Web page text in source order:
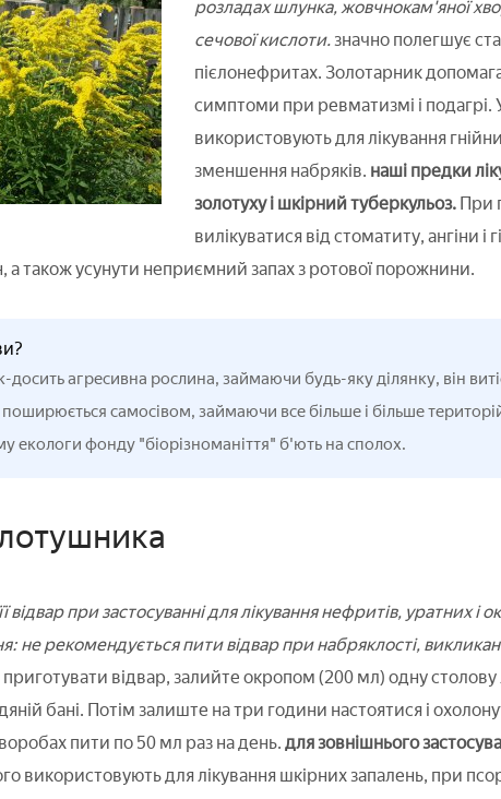
розладах шлунка, жовчнокам'яної
сечової кислоти.значно полегшує
пієлонефритах. Золотарник
симптоми при ревматизмі і подагрі.
використовують для лікування
зменшення набряків. наші предки
золотуху і шкірний туберкульоз. При
вилікуватися від стоматиту, ангіни і
а також усунути неприємний запах з ротової порожнини.
досить агресивна рослина, займаючи будь-яку ділянку, він
самосівом, займаючи все більше і більше
екологи фонду "біорізноманіття" б'ють на сполох.
відвар при застосуванні для лікування нефритів, уратних і
не рекомендується пити відвар при набряклості,
відвар, залийте окропом (200 мл) одну столову
бані. Потім залиште на три години настоятися і
пити по 50 мл раз на день. для зовнішнього
використовують для лікування шкірних запалень, при